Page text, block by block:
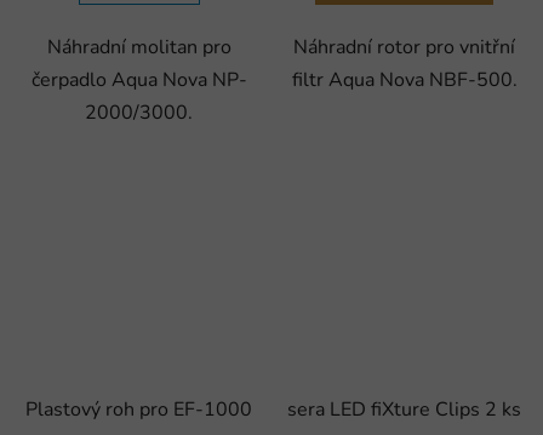
Náhradní molitan pro
čerpadlo Aqua Nova NP-
2000/3000.
Náhradní rotor pro vnitřní
filtr Aqua Nova NBF-500.
Plastový roh pro EF-1000 sera LED fiXture Clips 2 ks